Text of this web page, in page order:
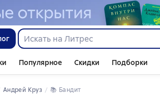
Популярное Скидки Подборки
Андрей Круз 📚 Бандит